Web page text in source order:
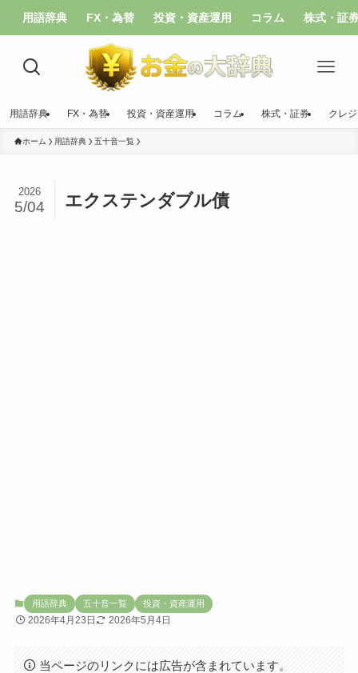
用語辞典 FX・為替 投資・資産運用 コラム 株式・証
用語辞典 FX・為替 投資・資産運用 コラム 株式・証券 クレ
ホーム 用語辞典 五十音一覧
エクステンダブル債
2026
5/04
用語辞典 五十音一覧 投資・資産運用
2026年4月23日 2026年5月4日
当ページのリンクには広告が含まれています。